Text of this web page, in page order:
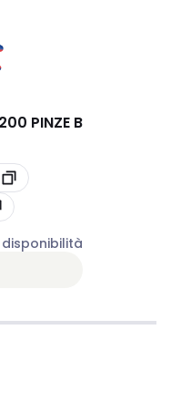
PINZE B